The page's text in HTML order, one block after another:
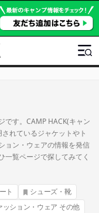
です。CAMP HACK(キャン
れているジャケットやト
ョン・ウェアの情報を発信
一覧ページで探してみてく
ト
シューズ・靴
ッション・ウェア その他